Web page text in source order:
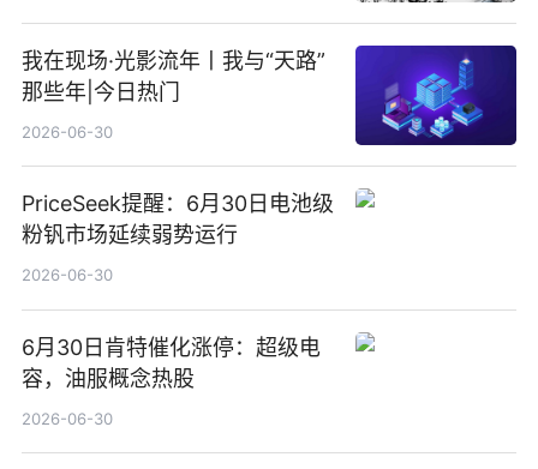
我在现场·光影流年丨我与“天路”
那些年|今日热门
2026-06-30
PriceSeek提醒：6月30日电池级
粉钒市场延续弱势运行
2026-06-30
6月30日肯特催化涨停：超级电
容，油服概念热股
2026-06-30